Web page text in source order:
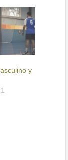
y